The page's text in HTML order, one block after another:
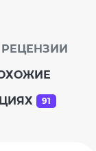
РЕЦЕНЗИИ
91